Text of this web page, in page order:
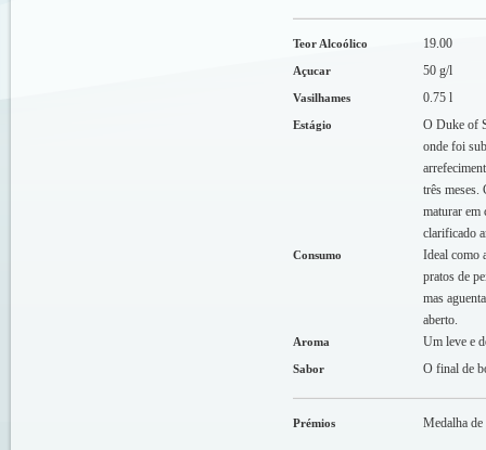
Teor Alcoólico 19.00
Açucar 50 g/l
Vasilhames 0.75 l
Estágio
O Duke of
onde foi
três meses.
maturar em
clarificado
Consumo
Ideal como
pratos de
mas
aberto.
Aroma Um leve e
Sabor O final de
Prémios Medalha